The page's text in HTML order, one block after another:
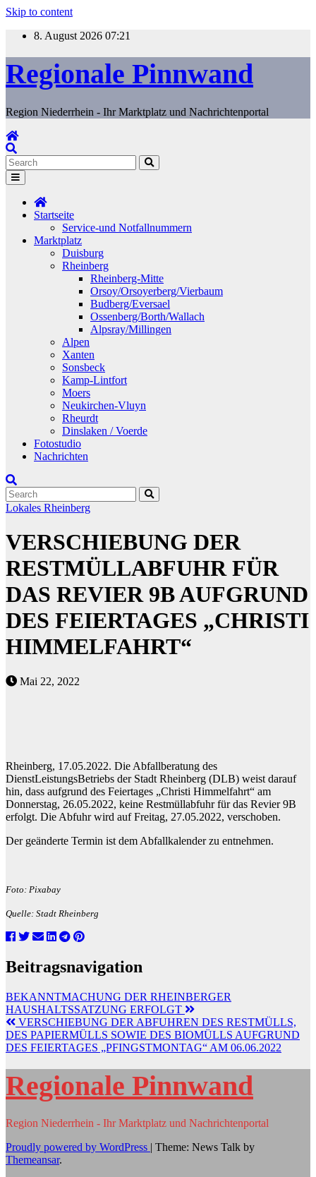
Skip to content
8. August 2026 07:21
Regionale Pinnwand
Region Niederrhein - Ihr Marktplatz und Nachrichtenportal
Startseite
Service-und Notfallnummern
Marktplatz
Duisburg
Rheinberg
Rheinberg-Mitte
Orsoy/Orsoyerberg/Vierbaum
Budberg/Eversael
Ossenberg/Borth/Wallach
Alpsray/Millingen
Alpen
Xanten
Sonsbeck
Kamp-Lintfort
Moers
Neukirchen-Vluyn
Rheurdt
Dinslaken / Voerde
Fotostudio
Nachrichten
Lokales Rheinberg
VERSCHIEBUNG DER
RESTMÜLLABFUHR FÜR
DAS REVIER 9B AUFGRUND
DES FEIERTAGES „CHRISTI
HIMMELFAHRT“
Mai 22, 2022
Rheinberg, 17.05.2022. Die Abfallberatung des
DienstLeistungsBetriebs der Stadt Rheinberg (DLB) weist darauf
hin, dass aufgrund des Feiertages „Christi Himmelfahrt“ am
Donnerstag, 26.05.2022, keine Restmüllabfuhr für das Revier 9B
erfolgt. Die Abfuhr wird auf Freitag, 27.05.2022, verschoben.
Der geänderte Termin ist dem Abfallkalender zu entnehmen.
Foto: Pixabay
Quelle: Stadt Rheinberg
Beitragsnavigation
BEKANNTMACHUNG DER RHEINBERGER
HAUSHALTSSATZUNG ERFOLGT
VERSCHIEBUNG DER ABFUHREN DES RESTMÜLLS,
DES PAPIERMÜLLS SOWIE DES BIOMÜLLS AUFGRUND
DES FEIERTAGES „PFINGSTMONTAG“ AM 06.06.2022
Regionale Pinnwand
Region Niederrhein - Ihr Marktplatz und Nachrichtenportal
Proudly powered by WordPress | Theme: News Talk by
Themeansar.